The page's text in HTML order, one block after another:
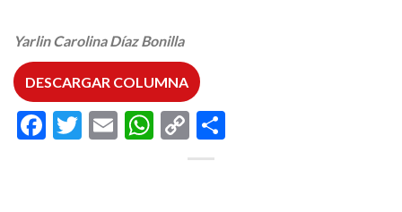
Yarlin Carolina Díaz Bonilla
DESCARGAR COLUMNA
Facebook
Twitter
EmailWhatsApp
Copy
Link